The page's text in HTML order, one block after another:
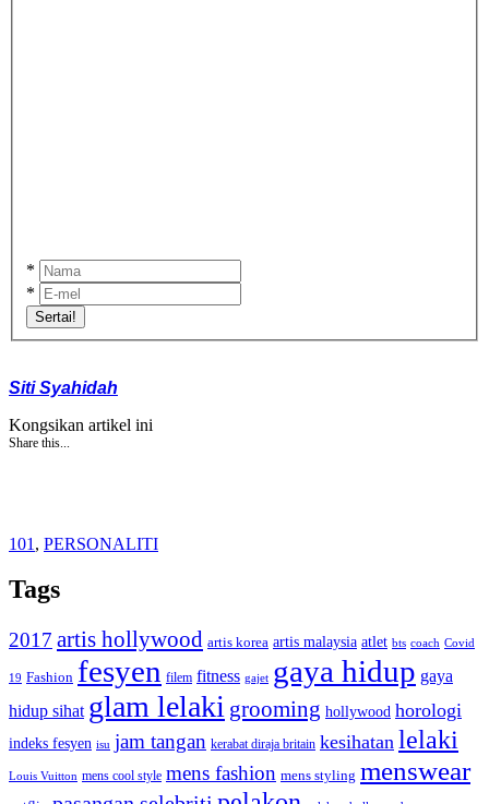
*
*
Sertai!
Siti Syahidah
Kongsikan artikel ini
Share this...
101 , PERSONALITI
Tags
2017 artis hollywood artis korea artis malaysia atlet bts coach Covid
19 Fashion fesyen filem fitness gajet gaya hidup gaya
hidup sihat glam lelaki grooming hollywood horologi
indeks fesyen isu jam tangan kerabat diraja britain kesihatan lelaki
Louis Vuitton mens cool style mens fashion mens styling menswear